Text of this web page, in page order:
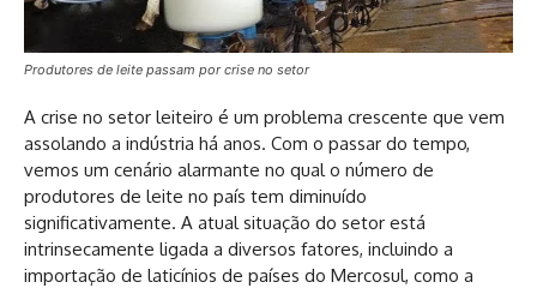
Produtores de leite passam por crise no setor
A crise no setor leiteiro é um problema crescente que vem
assolando a indústria há anos. Com o passar do tempo,
vemos um cenário alarmante no qual o número de
produtores de leite no país tem diminuído
significativamente. A atual situação do setor está
intrinsecamente ligada a diversos fatores, incluindo a
importação de laticínios de países do Mercosul, como a